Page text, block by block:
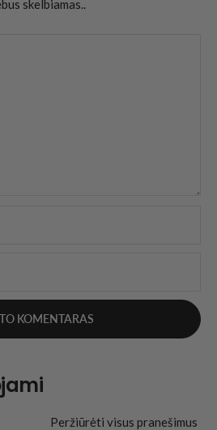
skelbiamas..
Peržiūrėti visus pranešimus